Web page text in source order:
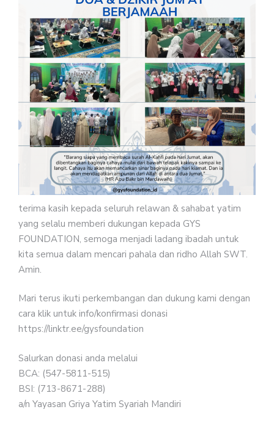
terima kasih kepada seluruh relawan & sahabat yatim
yang selalu memberi dukungan kepada GYS
FOUNDATION, semoga menjadi ladang ibadah untuk
kita semua dalam mencari pahala dan ridho Allah SWT.
Amin.
Mari terus ikuti perkembangan dan dukung kami dengan
cara klik untuk info/konfirmasi donasi
https://linktr.ee/gysfoundation
Salurkan donasi anda melalui
BCA: (547-5811-515)
BSI: (713-8671-288)
a/n Yayasan Griya Yatim Syariah Mandiri